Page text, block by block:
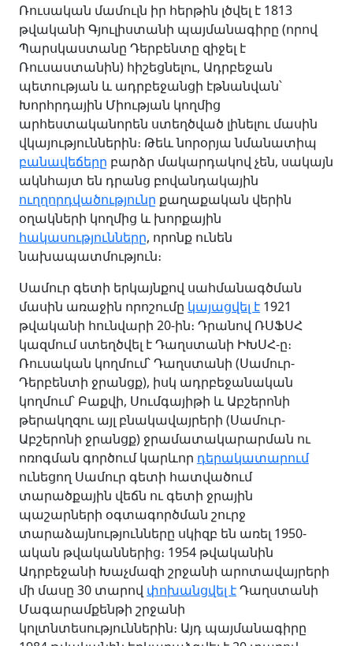
Ռուսական մամուլն իր հերթին լծվել է 1813
թվականի Գյուլիստանի պայմանագիրը (որով
Պարսկաստանը Դերբենտը զիջել է
Ռուսաստանին) հիշեցնելու, Ադրբեջան
պետության և ադրբեջանցի էթնանվան՝
Խորհրդային Միության կողմից
արհեստականորեն ստեղծված լինելու մասին
վկայություններին։ Թեև նորօրյա նմանատիպ
բանավեճերը բարձր մակարդակով չեն, սակայն
ակնհայտ են դրանց բովանդակային
ուղղորդվածությունը քաղաքական վերին
օղակների կողմից և խորքային
հակասությունները, որոնք ունեն
նախապատմություն։
Սամուր գետի երկայնքով սահմանագծման
մասին առաջին որոշումը կայացվել է 1921
թվականի հունվարի 20-ին։ Դրանով ՌՍՖՍՀ
կազմում ստեղծվել է Դաղստանի ԻԽՍՀ-ը։
Ռուսական կողմում՝ Դաղստանի (Սամուր-
Դերբենտի ջրանցք), իսկ ադրբեջանական
կողմում՝ Բաքվի, Սումգայիթի և Աբշերոնի
թերակղզու այլ բնակավայրերի (Սամուր-
Աբշերոնի ջրանցք) ջրամատակարարման ու
ոռոգման գործում կարևոր դերակատարում
ունեցող Սամուր գետի հատվածում
տարածքային վեճն ու գետի ջրային
պաշարների օգտագործման շուրջ
տարաձայնությունները սկիզբ են առել 1950-
ական թվականներից։ 1954 թվականին
Ադրբեջանի Խաչմազի շրջանի արոտավայրերի
մի մասը 30 տարով փոխանցվել էԴաղստանի
Մագարամքենթի շրջանի
կոլտնտեսություններին։ Այդ պայմանագիրը